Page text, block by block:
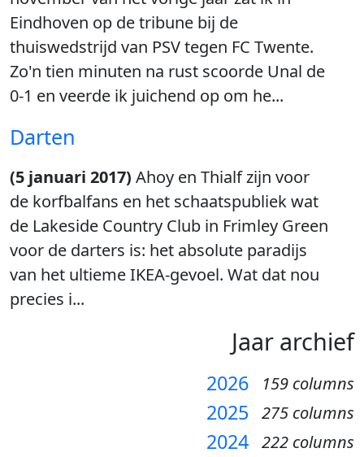
Eindhoven op de tribune bij de
thuiswedstrijd van PSV tegen FC Twente.
Zo'n tien minuten na rust scoorde Unal de
0-1 en veerde ik juichend op om he...
Darten
(5 januari 2017) Ahoy en Thialf zijn voor
de korfbalfans en het schaatspubliek wat
de Lakeside Country Club in Frimley Green
voor de darters is: het absolute paradijs
van het ultieme IKEA-gevoel. Wat dat nou
precies i...
Jaar archief
2026 159 columns
2025 275 columns
2024 222 columns